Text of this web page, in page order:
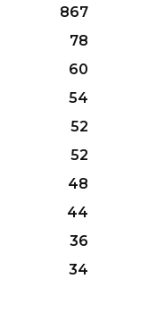
867
78
60
54
52
52
48
44
36
34